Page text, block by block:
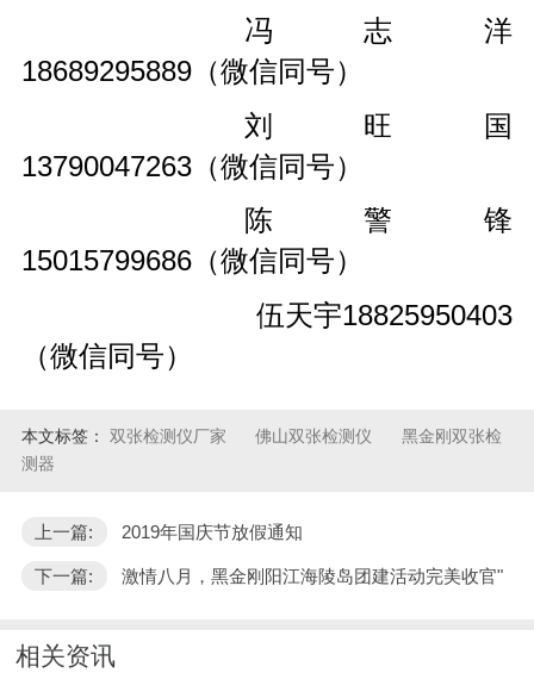
冯志洋
18689295889（微信同号）
刘旺国
13790047263（微信同号）
陈警锋
15015799686（微信同号）
伍天宇18825950403
（微信同号）
本文标签： 双张检测仪厂家 佛山双张检测仪
黑金刚双张检
测器
上一篇: 2019年国庆节放假通知
下一篇: 激情八月，黑金刚阳江海陵岛团建活动完美收官"
相关资讯